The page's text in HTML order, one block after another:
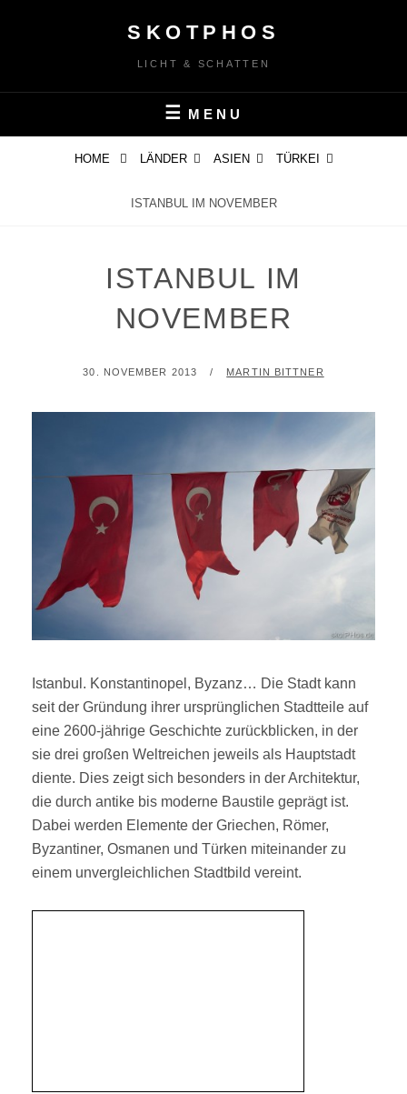
SKOTPHOS
LICHT & SCHATTEN
MENU
HOME LÄNDER ASIEN TÜRKEI
ISTANBUL IM NOVEMBER
ISTANBUL IM
NOVEMBER
POSTED
30. NOVEMBER 2013 BY
MARTIN BITTNER
Istanbul. Konstantinopel, Byzanz… Die Stadt kann
seit der Gründung ihrer ursprünglichen Stadtteile auf
eine 2600-jährige Geschichte zurückblicken, in der
sie drei großen Weltreichen jeweils als Hauptstadt
diente. Dies zeigt sich besonders in der Architektur,
die durch antike bis moderne Baustile geprägt ist.
Dabei werden Elemente der Griechen, Römer,
Byzantiner, Osmanen und Türken miteinander zu
einem unvergleichlichen Stadtbild vereint.